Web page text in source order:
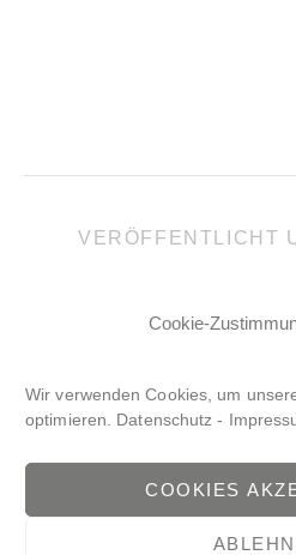
Cookie-
Wir verwenden Cookies, um
optimieren. Datenschutz -
COOKIES
VERÖFFENTLICHT
VORHERIGER BEITRAG